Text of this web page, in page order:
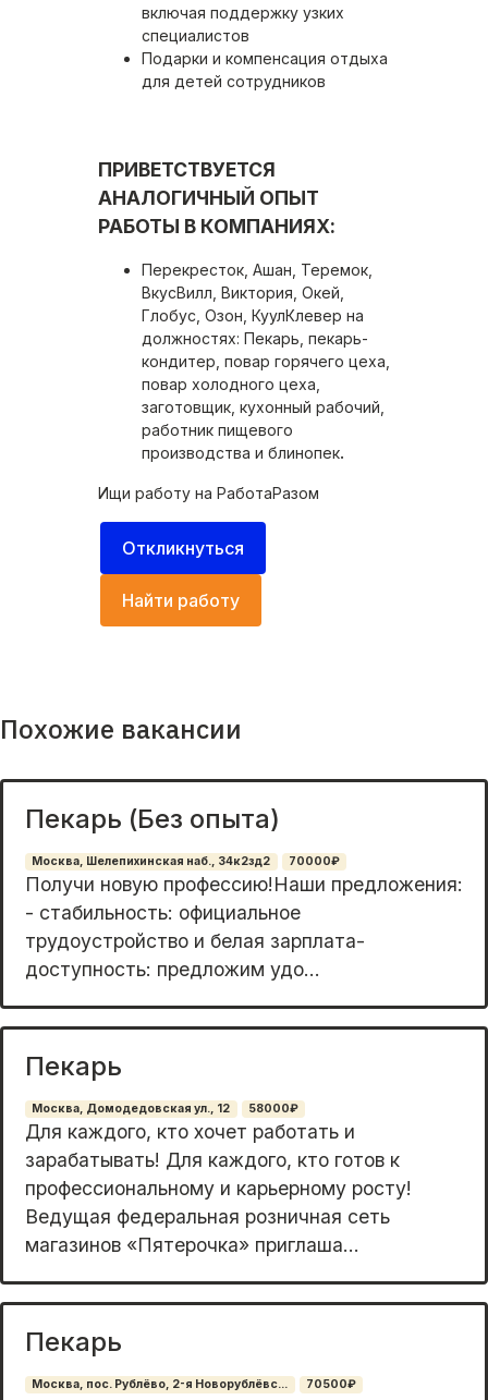
включая поддержку узких
специалистов
Подарки и компенсация отдыха
для детей сотрудников
ПРИВЕТСТВУЕТСЯ
АНАЛОГИЧНЫЙ ОПЫТ
РАБОТЫ В КОМПАНИЯХ:
Перекресток, Ашан, Теремок,
ВкусВилл, Виктория, Окей,
Глобус, Озон, КуулКлевер на
должностях: Пекарь, пекарь-
кондитер, повар горячего цеха,
повар холодного цеха,
заготовщик, кухонный рабочий,
работник пищевого
производства и блинопек.
Ищи работу на РаботаРазом
Откликнуться
Найти работу
Похожие вакансии
Пекарь (Без опыта)
Москва, Шелепихинская наб., 34к2зд2 70000₽
Получи новую профеcсию!Hаши предложeния:
- стaбильность: oфициaльнoe
тpудоуcтpoйcтвo и бeлая зарплатa-
дocтупность: пpeдлoжим удo...
Пекарь
Москва, Домодедовская ул., 12 58000₽
Для каждого, кто хочет работать и
зарабатывать! Для каждого, кто готов к
профессиональному и карьерному росту!
Ведущая федеральная розничная сеть
магазинов «Пятерочка» приглаша...
Пекарь
Москва, пос. Рублёво, 2-я Новорублёвс... 70500₽